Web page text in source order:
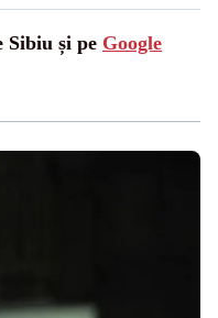
Sibiu și pe Google